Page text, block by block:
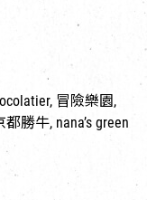
冒險樂園,
都勝牛, nana’s green